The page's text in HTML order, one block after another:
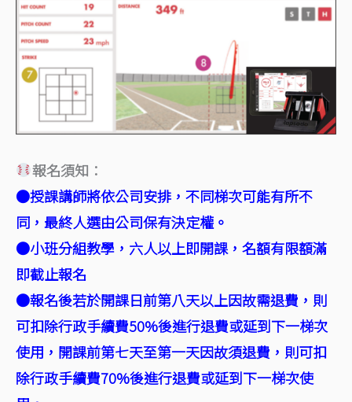
報名須知：
●授課講師將依公司安排，不同梯次可能有所不
同，最終人選由公司保有決定權。
●小班分組教學，六人以上即開課，名額有限額滿
即截止報名
●報名後若於開課日前第八天以上因故需退費，則
可扣除行政手續費50%後進行退費或延到下一梯次
使用，開課前第七天至第一天因故須退費，則可扣
除行政手續費70%後進行退費或延到下一梯次使